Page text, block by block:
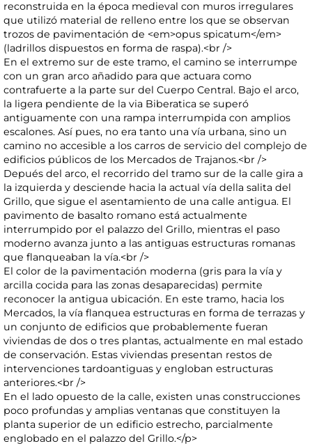
reconstruida en la época medieval con muros irregulares
que utilizó material de relleno entre los que se observan
trozos de pavimentación de <em>opus spicatum</em>
(ladrillos dispuestos en forma de raspa).<br />
En el extremo sur de este tramo, el camino se interrumpe
con un gran arco añadido para que actuara como
contrafuerte a la parte sur del Cuerpo Central. Bajo el arco,
la ligera pendiente de la via Biberatica se superó
antiguamente con una rampa interrumpida con amplios
escalones. Así pues, no era tanto una vía urbana, sino un
camino no accesible a los carros de servicio del complejo de
edificios públicos de los Mercados de Trajanos.<br />
Depués del arco, el recorrido del tramo sur de la calle gira a
la izquierda y desciende hacia la actual vía della salita del
Grillo, que sigue el asentamiento de una calle antigua. El
pavimento de basalto romano está actualmente
interrumpido por el palazzo del Grillo, mientras el paso
moderno avanza junto a las antiguas estructuras romanas
que flanqueaban la vía.<br />
El color de la pavimentación moderna (gris para la vía y
arcilla cocida para las zonas desaparecidas) permite
reconocer la antigua ubicación. En este tramo, hacia los
Mercados, la vía flanquea estructuras en forma de terrazas y
un conjunto de edificios que probablemente fueran
viviendas de dos o tres plantas, actualmente en mal estado
de conservación. Estas viviendas presentan restos de
intervenciones tardoantiguas y engloban estructuras
anteriores.<br />
En el lado opuesto de la calle, existen unas construcciones
poco profundas y amplias ventanas que constituyen la
planta superior de un edificio estrecho, parcialmente
englobado en el palazzo del Grillo.</p>